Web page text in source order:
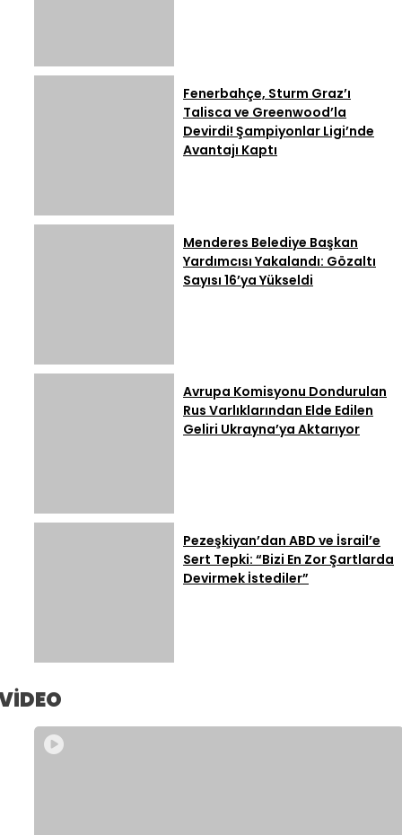
Fenerbahçe, Sturm Graz’ı
Talisca ve Greenwood’la
Devirdi! Şampiyonlar Ligi’nde
Avantajı Kaptı
Menderes Belediye Başkan
Yardımcısı Yakalandı: Gözaltı
Sayısı 16’ya Yükseldi
Avrupa Komisyonu Dondurulan
Rus Varlıklarından Elde Edilen
Geliri Ukrayna’ya Aktarıyor
Pezeşkiyan’dan ABD ve İsrail’e
Sert Tepki: “Bizi En Zor Şartlarda
Devirmek İstediler”